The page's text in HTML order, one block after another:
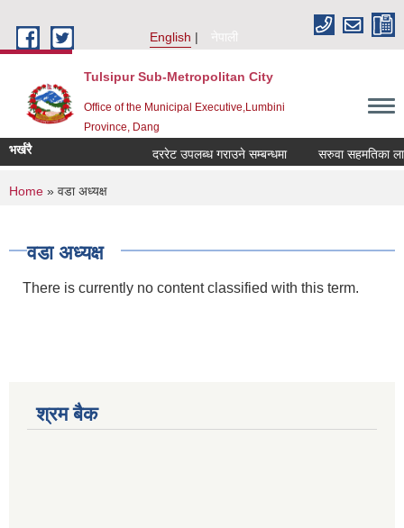
English
नेपाली
Tulsipur Sub-Metropolitan City
Office of the Municipal Executive,Lumbini
Province, Dang
भर्खरै दररेट उपलब्ध गराउने सम्बन्धमा सरुवा सहमतिका
You are here
Home » वडा अध्यक्ष
वडा अध्यक्ष
There is currently no content classified with this term.
श्रम बैक